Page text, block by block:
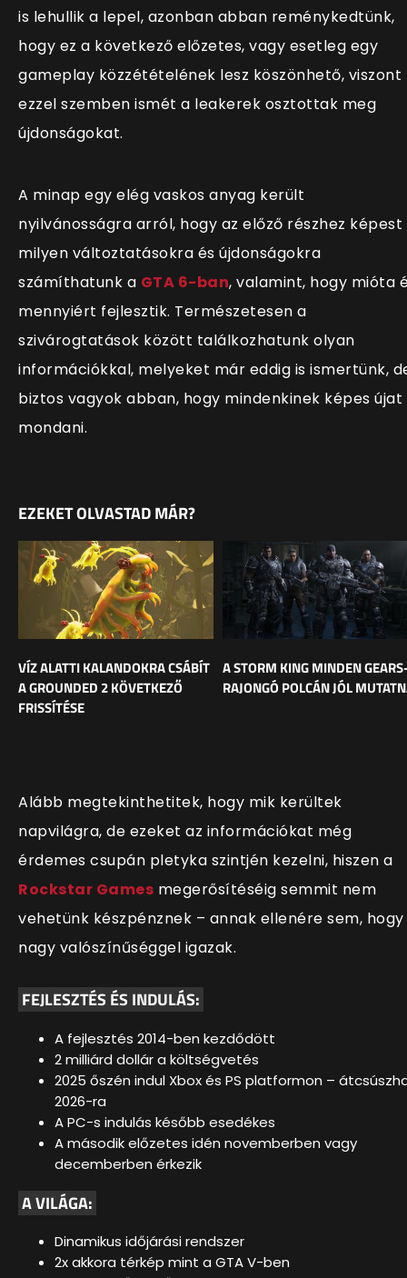
is lehullik a lepel, azonban abban reménykedtünk,
hogy ez a következő előzetes, vagy esetleg egy
gameplay közzétételének lesz köszönhető, viszont
ezzel szemben ismét a leakerek osztottak meg
újdonságokat.
A minap egy elég vaskos anyag került
nyilvánosságra arról, hogy az előző részhez képest
milyen változtatásokra és újdonságokra
számíthatunk a GTA 6-ban, valamint, hogy mióta
mennyiért fejlesztik. Természetesen a
szivárogtatások között találkozhatunk olyan
információkkal, melyeket már eddig is ismertünk,
biztos vagyok abban, hogy mindenkinek képes újat
mondani.
EZEKET OLVASTAD MÁR?
VÍZ ALATTI KALANDOKRA CSÁBÍT
A GROUNDED 2 KÖVETKEZŐ
FRISSÍTÉSE
A STORM KING MINDEN
RAJONGÓ POLCÁN JÓL
Alább megtekinthetitek, hogy mik kerültek
napvilágra, de ezeket az információkat még
érdemes csupán pletyka szintjén kezelni, hiszen a
Rockstar Games megerősítéséig semmit nem
vehetünk készpénznek – annak ellenére sem, hogy
nagy valószínűséggel igazak.
FEJLESZTÉS ÉS INDULÁS:
A fejlesztés 2014-ben kezdődött
2 milliárd dollár a költségvetés
2025 őszén indul Xbox és PS platformon –
2026-ra
A PC-s indulás később esedékes
A második előzetes idén novemberben vagy
decemberben érkezik
A VILÁGA:
Dinamikus időjárási rendszer
2x akkora térkép mint a GTA V-ben